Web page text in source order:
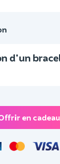
d'un
en cadeau